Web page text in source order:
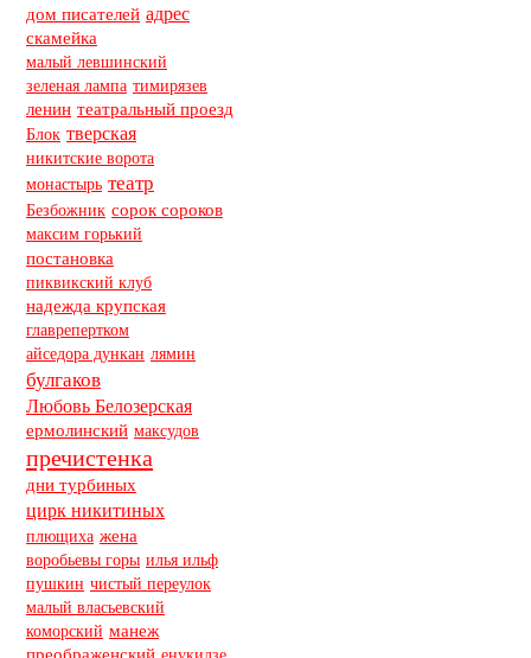
дом писателей адрес
скамейка
малый левшинский
зеленая лампа тимирязев
ленин театральный проезд
Блок тверская
никитские ворота
монастырь театр
Безбожник сорок сороков
максим горький
постановка
пиквикский клуб
надежда крупская
главрепертком
айседора дункан лямин
булгаков
Любовь Белозерская
ермолинский максудов
пречистенка
дни турбиных
цирк никитиных
плющиха жена
воробьевы горы илья ильф
пушкин чистый переулок
малый власьевский
коморский манеж